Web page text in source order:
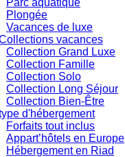
Parc aquatique
Plongée
Vacances de luxe
vacances
Collection Grand Luxe
Collection Famille
Collection Solo
Collection Long Séjour
Collection Bien-Être
d'hébergement
Forfaits tout inclus
Appart’hôtels en Europe
Hébergement en Riad